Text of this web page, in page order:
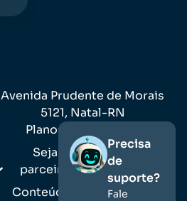
Avenida Prudente de Morais
5121, Natal-RN
Planos
Seja
parceiro
Conteúdos
Precisa
de
suporte?
Fale